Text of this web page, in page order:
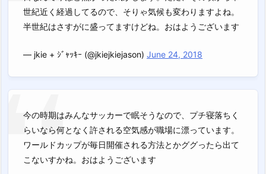
世紀近く経過してるので、そりゃ気候も変わりますよね。
半世紀はさすがに盛ってますけどね。おはようございます
— jkie + ｼﾞｬｯｷｰ (@jkiejkiejason) June 24, 2018
今の時期はみんなサッカーで眠そうなので、プチ寝落ちく
らいなら何となく許される空気感が職場に漂っています。
ワールドカップが毎日開催される方法とかググったら出て
こないすかね。おはようございます